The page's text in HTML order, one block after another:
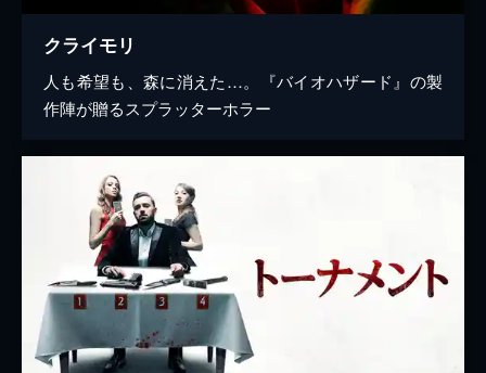
クライモリ
人も希望も、森に消えた…。『バイオハザード』の製
作陣が贈るスプラッターホラー